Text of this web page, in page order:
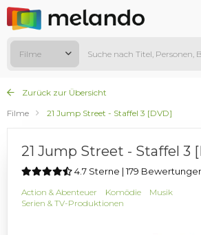
Filme
Zurück zur Übersicht
Filme
21 Jump Street - Staffel 3 [DVD]
21 Jump Street - Staffel 3
4.7 Sterne | 179
Action & Abenteuer Komödie
Musik
Serien & TV-Produktionen